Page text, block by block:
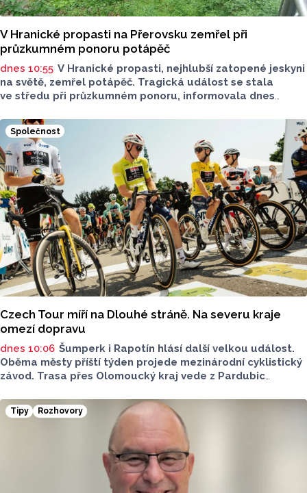
V Hranické propasti na Přerovsku zemřel při
průzkumném ponoru potápěč
dnes 10:55 V Hranické propasti, nejhlubší zatopené jeskyni
na světě, zemřel potápěč. Tragická událost se stala
ve středu při průzkumném ponoru, informovala dnes
vyzvednuto v noci na dnešek z hloubky 186 metrů.
Na případ upozornil server Novinky.cz. Policie případ
vyšetřuje pro trestný čin usmrcení z nedbalosti, řekla dnes
ČTK policejní mluvčí Miluše Zajícová. Muž byl letecký
záchranář, speleo potápěč a hasič z centrální hasičské
stanice v Kladně, uvedli na sociální síti středočeští hasiči.
Společnost
Czech Tour míří na Dlouhé stráně. Na severu kraje
omezí dopravu
dnes 10:06 Šumperk i Rapotín hlásí další velkou událost.
Oběma městy příští týden projede mezinárodní cyklistický
závod. Trasa přes Olomoucký kraj vede z Pardubic
stráně. Pozor na dopravní omezení.
Tipy Rozhovory